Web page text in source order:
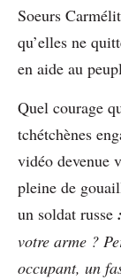
Soeurs
qu’elles ne
en aide au
Quel courage
tchétchènes
vidéo devenue
pleine de
un soldat russe :
votre arme ?
occupant, un